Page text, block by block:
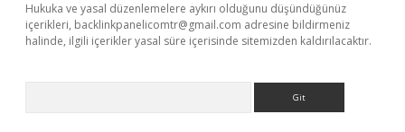
Hukuka ve yasal düzenlemelere aykırı olduğunu düşündüğünüz
içerikleri, backlinkpanelicomtr@gmail.com adresine bildirmeniz
halinde, ilgili içerikler yasal süre içerisinde sitemizden kaldırılacaktır.